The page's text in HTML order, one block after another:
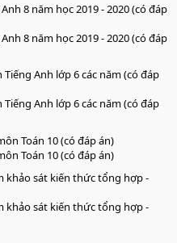
8 năm học 2019 - 2020 (có đáp
8 năm học 2019 - 2020 (có đáp
Anh lớp 6 các năm (có đáp
Anh lớp 6 các năm (có đáp
Toán 10 (có đáp án)
Toán 10 (có đáp án)
khảo sát kiến thức tổng hợp -
khảo sát kiến thức tổng hợp -